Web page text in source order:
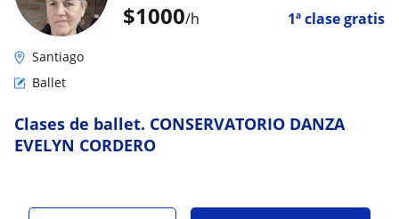
$1000/h 1ª clase gratis
Santiago
Ballet
Clases de ballet. CONSERVATORIO DANZA
EVELYN CORDERO